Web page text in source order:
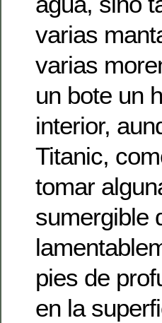
varias
varias
un bote un
interior,
Titanic,
tomar
sumergible
pies de
en la